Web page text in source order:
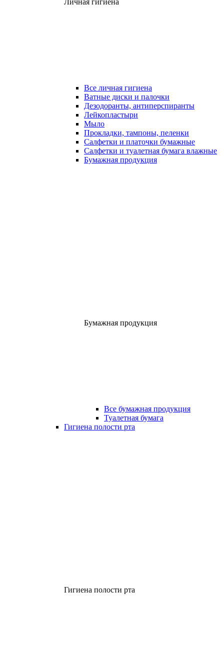
Личная гигиена
Все личная гигиена
Ватные диски и палочки
Дезодоранты, антиперспиранты
Лейкопластыри
Мыло
Прокладки, тампоны, пеленки
Салфетки и платочки бумажные
Салфетки и туалетная бумага влажные
Бумажная продукция
Бумажная продукция
Все бумажная продукция
Туалетная бумага
Гигиена полости рта
Гигиена полости рта